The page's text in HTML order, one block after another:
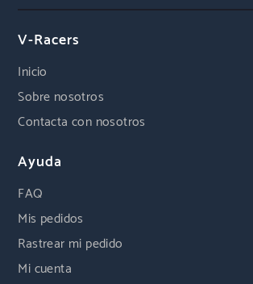
V-Racers
Inicio
Sobre nosotros
Contacta con nosotros
Ayuda
FAQ
Mis pedidos
Rastrear mi pedido
Mi cuenta